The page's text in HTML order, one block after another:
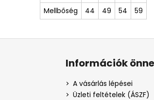
Mellbőség
44 49 54 59
Információk
A vásárlás lépései
Üzleti feltételek (ÁSZF)